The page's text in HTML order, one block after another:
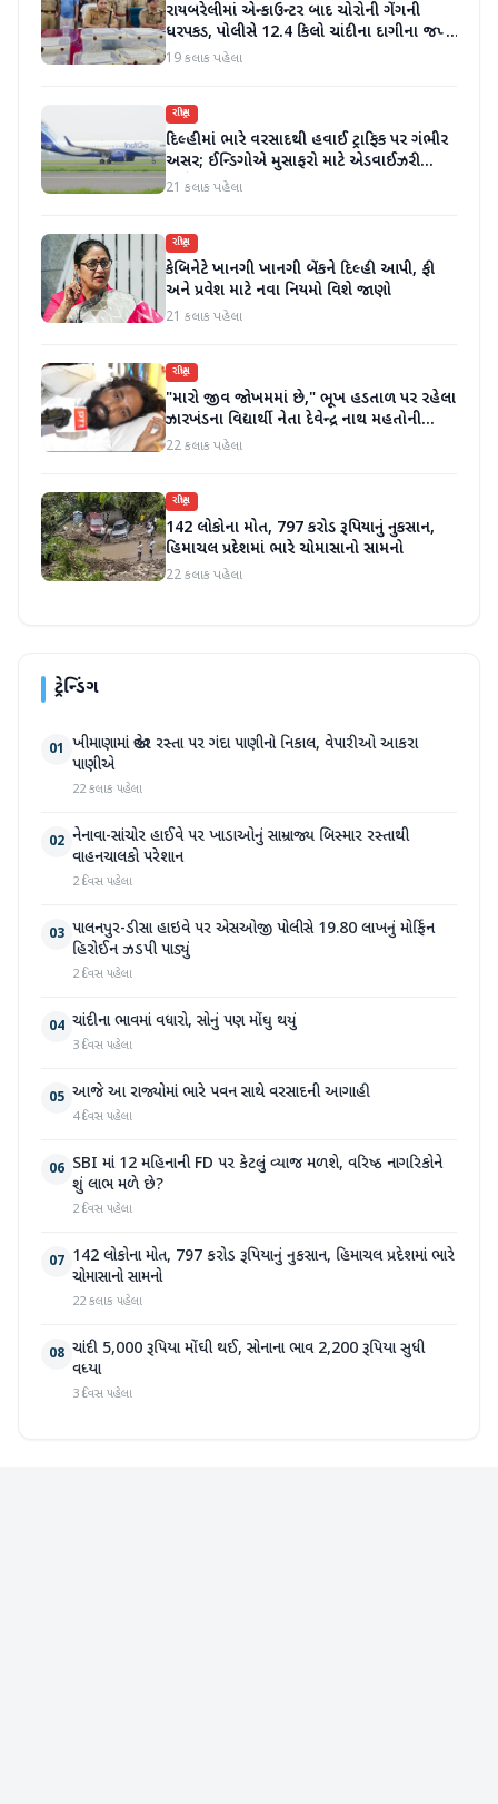
રાયબરેલીમાં એન્કાઉન્ટર બાદ ચોરોની ગેંગની
ધરપકડ, પોલીસે 12.4 કિલો ચાંદીના દાગીના જપ્ત
કર્યા
19 કલાક પહેલા
રાષ્ટ્રીય
દિલ્હીમાં ભારે વરસાદથી હવાઈ ટ્રાફિક પર ગંભીર
અસર; ઈન્ડિગોએ મુસાફરો માટે એડવાઈઝરી
જાહેર કરી
21 કલાક પહેલા
રાષ્ટ્રીય
કેબિનેટે ખાનગી ખાનગી બેંકને દિલ્હી આપી, ફી
અને પ્રવેશ માટે નવા નિયમો વિશે જાણો
21 કલાક પહેલા
રાષ્ટ્રીય
"મારો જીવ જોખમમાં છે," ભૂખ હડતાળ પર રહેલા
ઝારખંડના વિદ્યાર્થી નેતા દેવેન્દ્ર નાથ મહતોની
તબિયત ખરાબ
22 કલાક પહેલા
રાષ્ટ્રીય
142 લોકોના મોત, 797 કરોડ રૂપિયાનું નુકસાન,
હિમાચલ પ્રદેશમાં ભારે ચોમાસાનો સામનો
22 કલાક પહેલા
ટ્રેન્ડિંગ
01 ખીમાણામાં જાહેર રસ્તા પર ગંદા પાણીનો નિકાલ, વેપારીઓ આકરા
પાણીએ
22 કલાક પહેલા
02 નેનાવા-સાંચોર હાઈવે પર ખાડાઓનું સામ્રાજ્ય બિસ્માર રસ્તાથી
વાહનચાલકો પરેશાન
2 દિવસ પહેલા
03 પાલનપુર-ડીસા હાઇવે પર એસઓજી પોલીસે 19.80 લાખનું મોર્ફિન
હિરોઈન ઝડપી પાડ્યું
2 દિવસ પહેલા
04 ચાંદીના ભાવમાં વધારો, સોનું પણ મોંઘુ થયું
3 દિવસ પહેલા
05 આજે આ રાજ્યોમાં ભારે પવન સાથે વરસાદની આગાહી
4 દિવસ પહેલા
06 SBI માં 12 મહિનાની FD પર કેટલું વ્યાજ મળશે, વરિષ્ઠ નાગરિકોને
શું લાભ મળે છે?
2 દિવસ પહેલા
07 142 લોકોના મોત, 797 કરોડ રૂપિયાનું નુકસાન, હિમાચલ પ્રદેશમાં ભારે
ચોમાસાનો સામનો
22 કલાક પહેલા
08 ચાંદી 5,000 રૂપિયા મોંઘી થઈ, સોનાના ભાવ 2,200 રૂપિયા સુધી
વધ્યા
3 દિવસ પહેલા